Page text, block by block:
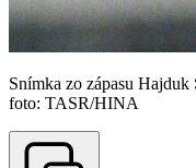
Snímka zo zápasu
foto: TASR/HINA